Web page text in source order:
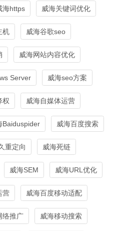
海https 威海关键词优化
机 威海谷歌seo
威海网站内容优化
Server 威海seo方案
权 威海自媒体运营
Baiduspider 威海百度搜索
重定向 威海死链
威海SEM 威海URL优化
营 威海百度移动适配
络推广 威海移动搜索